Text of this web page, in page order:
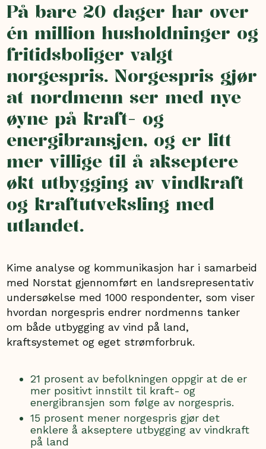
På bare 20 dager har over
én million husholdninger og
fritidsboliger valgt
norgespris. Norgespris gjør
at nordmenn ser med nye
øyne på kraft- og
energibransjen, og er litt
mer villige til å akseptere
økt utbygging av vindkraft
og kraftutveksling med
utlandet.
Kime analyse og kommunikasjon har i samarbeid
med Norstat gjennomført en landsrepresentativ
undersøkelse med 1000 respondenter, som viser
hvordan norgespris endrer nordmenns tanker
om både utbygging av vind på land,
kraftsystemet og eget strømforbruk.
21 prosent av befolkningen oppgir at de er
mer positivt innstilt til kraft- og
energibransjen som følge av norgespris.
15 prosent mener norgespris gjør det
enklere å akseptere utbygging av vindkraft
på land